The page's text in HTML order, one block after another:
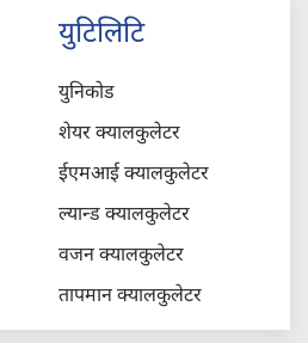
युटिलिटि
युनिकोड
शेयर क्यालकुलेटर
ईएमआई क्यालकुलेटर
ल्यान्ड क्यालकुलेटर
वजन क्यालकुलेटर
तापमान क्यालकुलेटर